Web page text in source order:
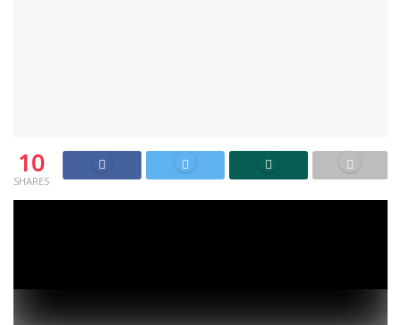
10
SHARES